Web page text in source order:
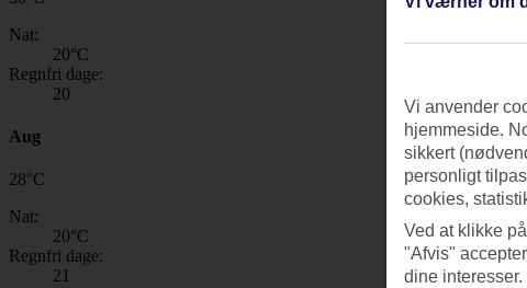
Nat:
20°C
Regnfri dage:
20
Aug
28°C
Nat:
20°C
Regnfri dage:
21
Vi anvender
hjemmeside.
sikkert
personligt
cookies,
Ved at klikke
"Afvis"
dine interesser.